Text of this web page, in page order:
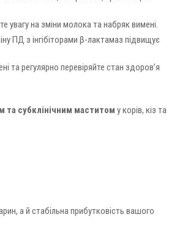
увагу на зміни молока та набряк вимені.
ПД з інгібіторами β-лактамаз підвищує
та регулярно перевіряйте стан здоров’я
та субклінічним маститом у корів, кіз та
а й стабільна прибутковість вашого